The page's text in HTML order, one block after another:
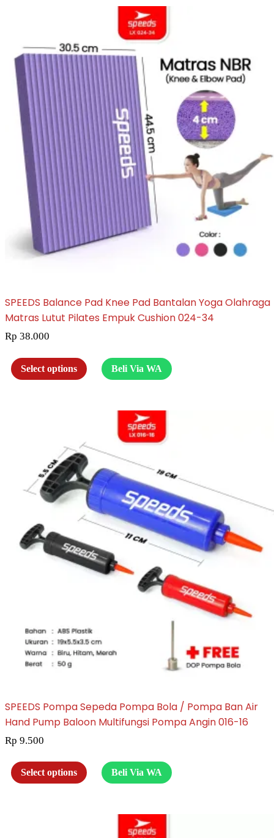
SPEEDS Balance Pad Knee Pad Bantalan Yoga Olahraga
Matras Lutut Pilates Empuk Cushion 024-34
Rp 38.000
Select options Beli Via WA
SPEEDS Pompa Sepeda Pompa Bola / Pompa Ban Air
Hand Pump Baloon Multifungsi Pompa Angin 016-16
Rp 9.500
Select options Beli Via WA